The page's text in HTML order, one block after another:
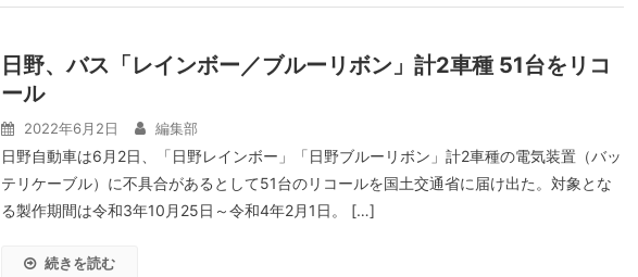
日野、バス「レインボー／ブルーリボン」計2車種 51台をリコ
ール
2022年6月2日 編集部
日野自動車は6月2日、「日野レインボー」「日野ブルーリボン」計2車種の電気装置（バッ
テリケーブル）に不具合があるとして51台のリコールを国土交通省に届け出た。対象とな
る製作期間は令和3年10月25日～令和4年2月1日。 […]
続きを読む